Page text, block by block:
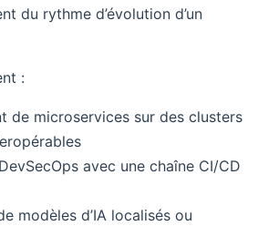
du rythme d’évolution d’un
:
de microservices sur des clusters
avec une chaîne CI/CD
modèles d’IA localisés ou